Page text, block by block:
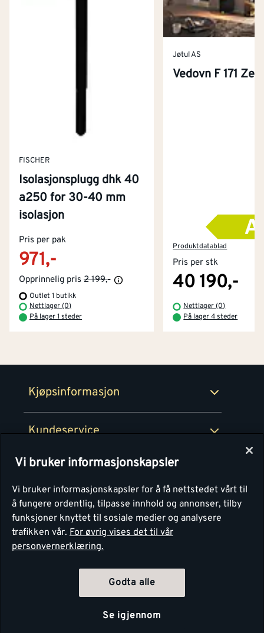
FISCHER
Isolasjonsplugg dhk 40
a250 for 30-40 mm
isolasjon
Pris per pak
971,-
Opprinnelig pris 2 199,-
Outlet 1 butikk
Nettlager (0)
På lager 1 steder
Jøtul AS
Vedovn F 171
Produktdatablad
Pris per stk
40 190,-
Nettlager (0)
På lager 4 steder
Kjøpsinformasjon
Kjøpsbetingelser
Betaling
Retur- og angrerettsskjema
Kundeservice
Kontakt oss
Tjenester
Montér Klubb
Montér
Om Montér
Byggevarehus og åpningstider
Prismatch
Personvern
Vi bruker informasjonskapsler
Vi bruker informasjonskapsler for å få nettstedet vårt til
å fungere ordentlig, tilpasse innhold og annonser, tilby
funksjoner knyttet til sosiale medier og analysere
trafikken vår. For øvrig vises det til vår
personvernerklæring.
Godta alle
Se igjennom